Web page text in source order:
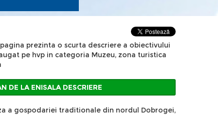
prezinta o scurta descriere a obiectivului
pe hvp in categoria Muzeu, zona turistica
DE LA ENISALA DESCRIERE
a gospodariei traditionale din nordul Dobrogei,